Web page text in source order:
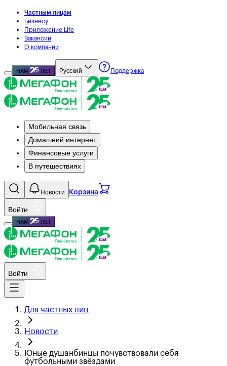
Частным лицам
Бизнесу
Приложение Life
Вакансии
О компании
НАМ ЛЕТ Русский Поддержка
Мобильная связь
Домашний интернет
Финансовые услуги
В путешествиях
Новости Корзина
Войти
НАМ ЛЕТ
Войти
Для частных лиц
Новости
Юные душанбинцы почувствовали себя
футбольными звёздами